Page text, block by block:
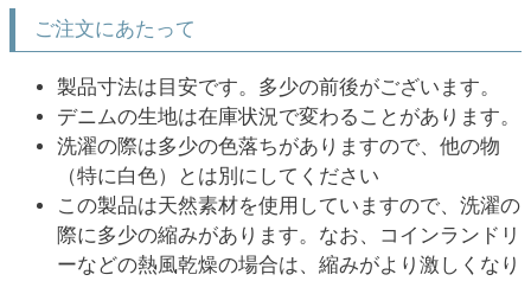
ご注文にあたって
製品寸法は目安です。多少の前後がございます。
デニムの生地は在庫状況で変わることがあります。
洗濯の際は多少の色落ちがありますので、他の物
（特に白色）とは別にしてください
この製品は天然素材を使用していますので、洗濯の
際に多少の縮みがあります。なお、コインランドリ
ーなどの熱風乾燥の場合は、縮みがより激しくなり